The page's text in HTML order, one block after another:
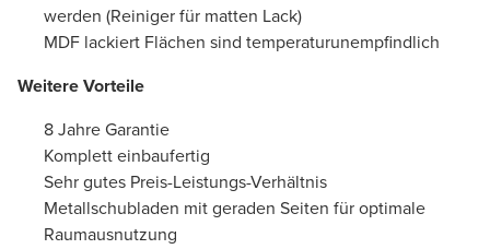
werden (Reiniger für matten Lack)
MDF lackiert Flächen sind temperaturunempfindlich
Weitere Vorteile
8 Jahre Garantie
Komplett einbaufertig
Sehr gutes Preis-Leistungs-Verhältnis
Metallschubladen mit geraden Seiten für optimale
Raumausnutzung